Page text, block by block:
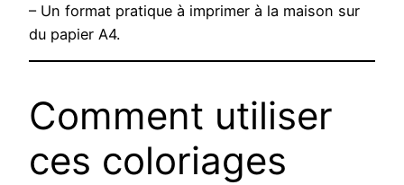
– Un format pratique à imprimer à la maison sur
du papier A4.
Comment utiliser
ces coloriages